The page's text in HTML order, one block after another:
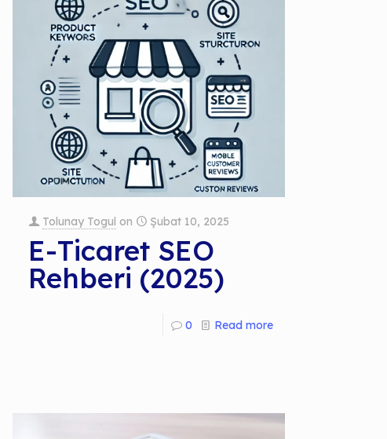
Tolunay Togul on Şubat 10, 2025
E-Ticaret SEO
Rehberi (2025)
0 Read more